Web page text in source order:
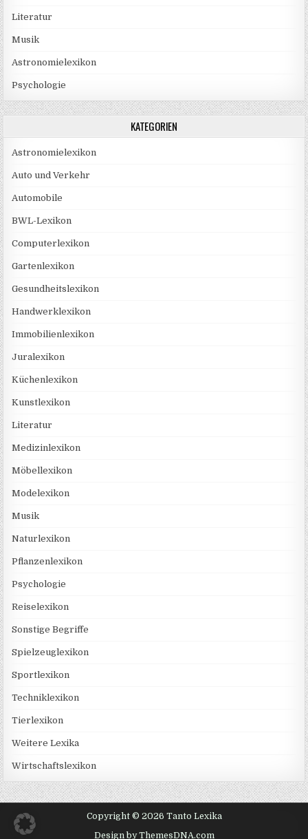
Literatur
Musik
Astronomielexikon
Psychologie
KATEGORIEN
Astronomielexikon
Auto und Verkehr
Automobile
BWL-Lexikon
Computerlexikon
Gartenlexikon
Gesundheitslexikon
Handwerklexikon
Immobilienlexikon
Juralexikon
Küchenlexikon
Kunstlexikon
Literatur
Medizinlexikon
Möbellexikon
Modelexikon
Musik
Naturlexikon
Pflanzenlexikon
Psychologie
Reiselexikon
Sonstige Begriffe
Spielzeuglexikon
Sportlexikon
Techniklexikon
Tierlexikon
Weitere Lexika
Wirtschaftslexikon
Copyright © 2026 Tanto Lexika
Design by ThemesDNA.com